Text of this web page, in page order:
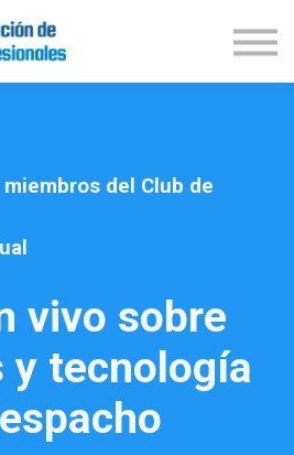
Productos
del Club de
vivo sobre
y tecnología